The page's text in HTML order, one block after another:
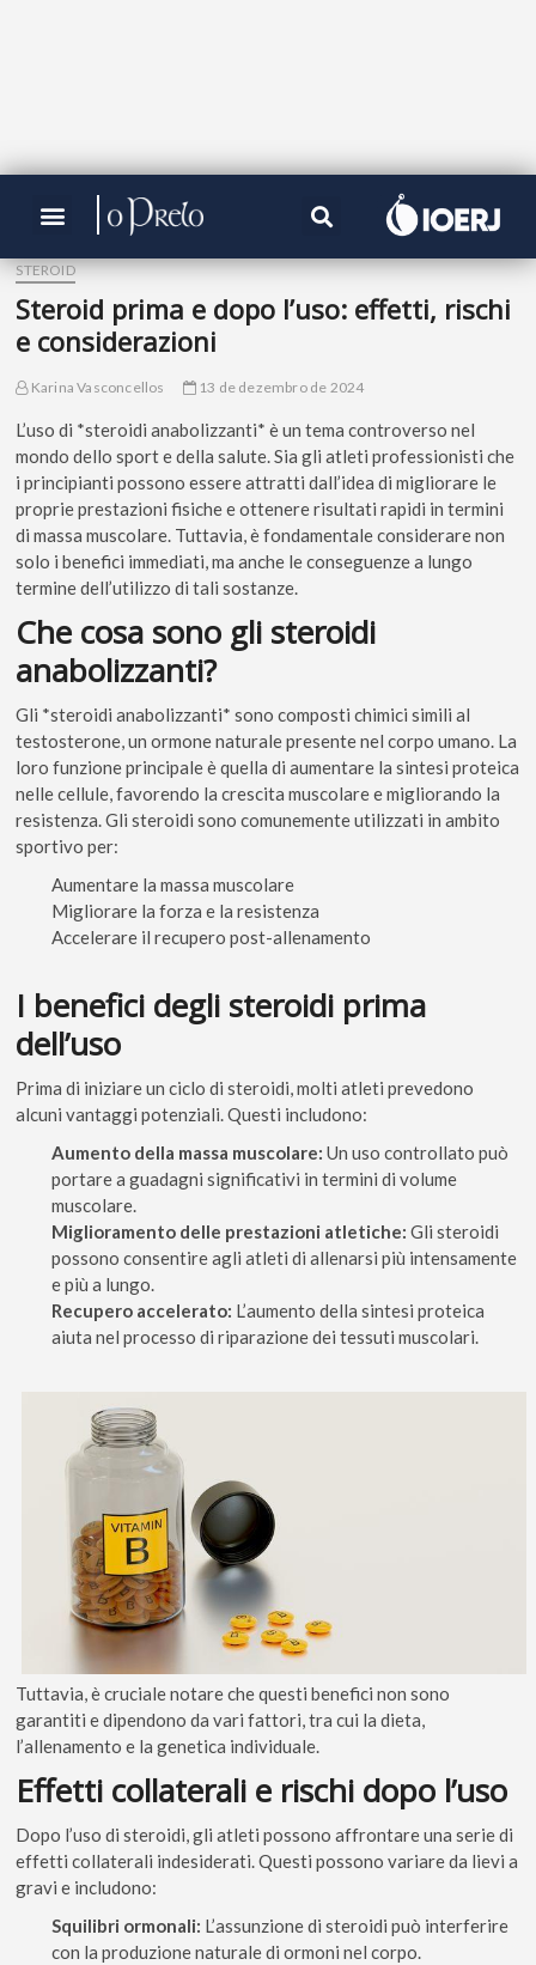
STEROID
Steroid prima e dopo l’uso: effetti, rischi
e considerazioni
Karina Vasconcellos 13 de dezembro de 2024
L’uso di *steroidi anabolizzanti* è un tema controverso nel
mondo dello sport e della salute. Sia gli atleti professionisti che
i principianti possono essere attratti dall’idea di migliorare le
proprie prestazioni fisiche e ottenere risultati rapidi in termini
di massa muscolare. Tuttavia, è fondamentale considerare non
solo i benefici immediati, ma anche le conseguenze a lungo
termine dell’utilizzo di tali sostanze.
Che cosa sono gli steroidi
anabolizzanti?
Gli *steroidi anabolizzanti* sono composti chimici simili al
testosterone, un ormone naturale presente nel corpo umano. La
loro funzione principale è quella di aumentare la sintesi proteica
nelle cellule, favorendo la crescita muscolare e migliorando la
resistenza. Gli steroidi sono comunemente utilizzati in ambito
sportivo per:
Aumentare la massa muscolare
Migliorare la forza e la resistenza
Accelerare il recupero post-allenamento
I benefici degli steroidi prima
dell’uso
Prima di iniziare un ciclo di steroidi, molti atleti prevedono
alcuni vantaggi potenziali. Questi includono:
Aumento della massa muscolare: Un uso controllato può
portare a guadagni significativi in termini di volume
muscolare.
Miglioramento delle prestazioni atletiche: Gli steroidi
possono consentire agli atleti di allenarsi più intensamente
e più a lungo.
Recupero accelerato: L’aumento della sintesi proteica
aiuta nel processo di riparazione dei tessuti muscolari.
Tuttavia, è cruciale notare che questi benefici non sono
garantiti e dipendono da vari fattori, tra cui la dieta,
l’allenamento e la genetica individuale.
Effetti collaterali e rischi dopo l’uso
Dopo l’uso di steroidi, gli atleti possono affrontare una serie di
effetti collaterali indesiderati. Questi possono variare da lievi a
gravi e includono:
Squilibri ormonali: L’assunzione di steroidi può interferire
con la produzione naturale di ormoni nel corpo.